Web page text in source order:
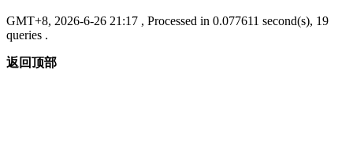
GMT+8, 2026-6-26 21:17 , Processed in 0.077611 second(s), 19
queries .
返回顶部